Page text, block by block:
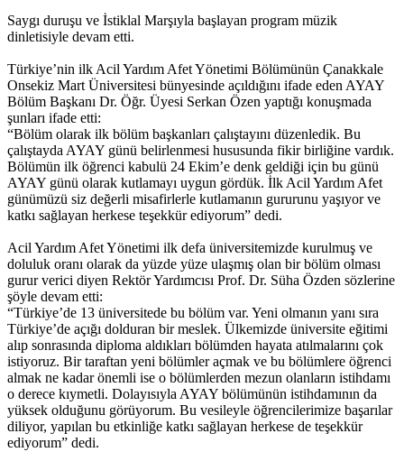
Saygı duruşu ve İstiklal Marşıyla başlayan program müzik
dinletisiyle devam etti.
Türkiye’nin ilk Acil Yardım Afet Yönetimi Bölümünün Çanakkale
Onsekiz Mart Üniversitesi bünyesinde açıldığını ifade eden AYAY
Bölüm Başkanı Dr. Öğr. Üyesi Serkan Özen yaptığı konuşmada
şunları ifade etti:
“Bölüm olarak ilk bölüm başkanları çalıştayını düzenledik. Bu
çalıştayda AYAY günü belirlenmesi hususunda fikir birliğine vardık.
Bölümün ilk öğrenci kabulü 24 Ekim’e denk geldiği için bu günü
AYAY günü olarak kutlamayı uygun gördük. İlk Acil Yardım Afet
günümüzü siz değerli misafirlerle kutlamanın gururunu yaşıyor ve
katkı sağlayan herkese teşekkür ediyorum” dedi.
Acil Yardım Afet Yönetimi ilk defa üniversitemizde kurulmuş ve
doluluk oranı olarak da yüzde yüze ulaşmış olan bir bölüm olması
gurur verici diyen Rektör Yardımcısı Prof. Dr. Süha Özden sözlerine
şöyle devam etti:
“Türkiye’de 13 üniversitede bu bölüm var. Yeni olmanın yanı sıra
Türkiye’de açığı dolduran bir meslek. Ülkemizde üniversite eğitimi
alıp sonrasında diploma aldıkları bölümden hayata atılmalarını çok
istiyoruz. Bir taraftan yeni bölümler açmak ve bu bölümlere öğrenci
almak ne kadar önemli ise o bölümlerden mezun olanların istihdamı
o derece kıymetli. Dolayısıyla AYAY bölümünün istihdamının da
yüksek olduğunu görüyorum. Bu vesileyle öğrencilerimize başarılar
diliyor, yapılan bu etkinliğe katkı sağlayan herkese de teşekkür
ediyorum” dedi.